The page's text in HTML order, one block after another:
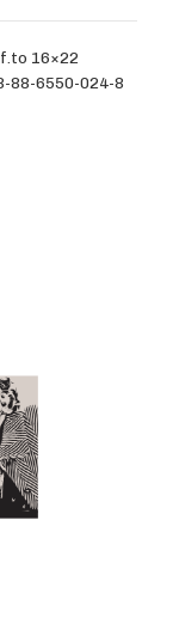
16×22
88-6550-024-8